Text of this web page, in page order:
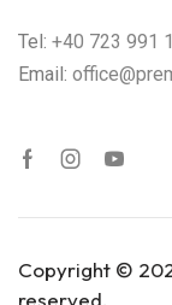
Tel: +40 723 991
Email:
Copyright ©
reserved.